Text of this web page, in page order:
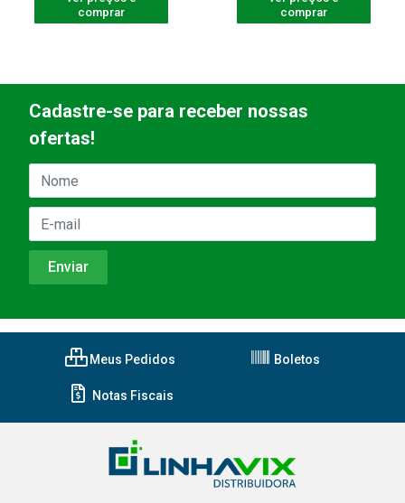
comprar
comprar
Cadastre-se para receber nossas
ofertas!
Meus Pedidos Boletos
Notas Fiscais